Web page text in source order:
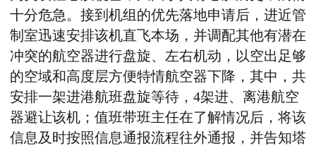
十分危急。接到机组的优先落地申请后，进近管
制室迅速安排该机直飞本场，并调配其他有潜在
冲突的航空器进行盘旋、左右机动，以空出足够
的空域和高度层方便特情航空器下降，其中，共
安排一架进港航班盘旋等待，4架进、离港航空
器避让该机；值班带班主任在了解情况后，将该
信息及时按照信息通报流程往外通报，并告知塔